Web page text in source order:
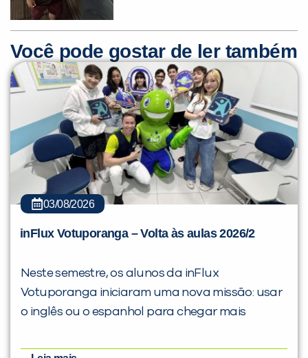
Você pode gostar de ler também
03/08/2026
inFlux Votuporanga – Volta às aulas 2026/2
Neste semestre, os alunos da inFlux
Votuporanga iniciaram uma nova missão: usar
o inglês ou o espanhol para chegar mais
já vamos te colocar em contato
com a:
Você é aluno inFlux?
Sim Não
VOLTAR